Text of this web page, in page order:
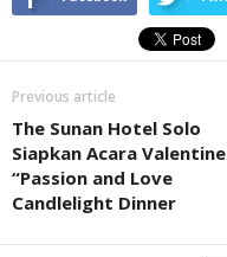
Previous article
The Sunan Hotel Solo
Siapkan Acara Valentine
“Passion and Love
Candlelight Dinner